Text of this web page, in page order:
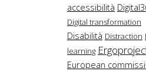
accessibilità
Digital transformation
Disabilità Distraction
learning
European